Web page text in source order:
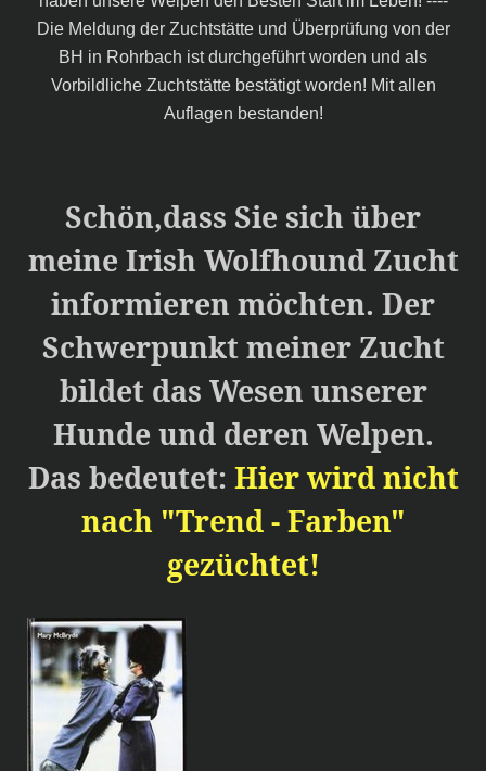
Die Meldung der Zuchtstätte und Überprüfung von der
BH in Rohrbach ist durchgeführt worden und als
Vorbildliche Zuchtstätte bestätigt worden! Mit allen
Auflagen bestanden!
Schön,dass Sie sich über
meine Irish Wolfhound Zucht
informieren möchten. Der
Schwerpunkt meiner Zucht
bildet das Wesen unserer
Hunde und deren Welpen.
Das bedeutet: Hier wird nicht
nach "Trend - Farben"
gezüchtet!